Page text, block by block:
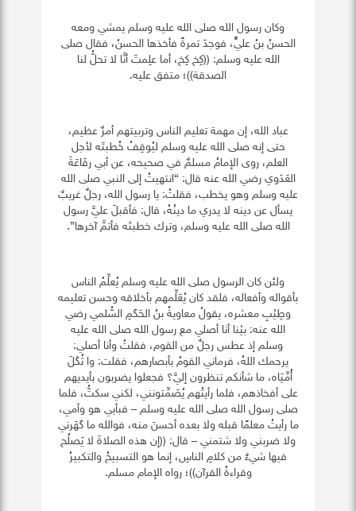
وكان رسول الله صلى الله عليه وسلم يمشي ومعه
الحسنُ بنُ عليٍّ، فوجدَ تمرةً فأخذها الحسنُ، فقال صلى
الله عليه وسلم: ((كِخ كِخ، أما علِمتَ أنَّا لا تحلُّ لنا
الصدقة))؛ متفق عليه.
عباد الله، إن مهمة تعليم الناس وتربيتهم أمرٌ عظيم،
حتى إنه صلى الله عليه وسلم ليُوقِفُ خُطبتَه لأجل
العلم، روى الإمامُ مسلمٌ في صحيحه، عن أبي رفَاعَةَ
العَدَوي رضي الله عنه قال: “انتهيتُ إلى النبي صلى الله
عليه وسلم وهو يخطب، فقلتُ: يا رسول الله، رجلٌ غريبٌ
يسأل عن دينه لا يدري ما دينُهُ، قال: فأقبلَ عليَّ رسول
الله صلى الله عليه وسلم، وترك خطبتَه فأتمَّ آخرها”.
ولئن كان الرسول صلى الله عليه وسلم يُعلِّمُ الناس
بأقواله وأفعاله، فلقد كان يُعَلِّمهم بأخلاقه وحسن تعليمه
وطِيْبِ معشره، يقولُ معاويةُ بنُ الحَكَمِ السُّلمي رضي
الله عنه: بيْنا أنا أصلي مع رسول الله صلى الله عليه
وسلم إذ عطس رجلٌ من القوم، فقلتُ وأنا أصلي:
يرحمك اللهُ، فرماني القومُ بأبصارهم، فقلت: وا ثُكْلَ
أُمِّيَاه، ما شأنكم تنظرون إليَّ؟ فجعلوا يضربون بأيديهم
على أفخاذهم، فلما رأيتُهم يُصَمِّتونني، لكني سكتُّ، فلما
صلى رسول الله صلى الله عليه وسلم – فبأبي هو وأمي،
ما رأيتُ معلمًا قبله ولا بعده أحسنَ منه، فوالله ما كَهَرني
ولا ضربني ولا شتمني – قال: ((إن هذه الصلاةَ لا يَصلُح
فيها شيءٌ من كلامِ الناسِ، إنما هو التسبيحُ والتكبيرُ
وقراءةُ القرآن))؛ رواه الإمام مسلم.